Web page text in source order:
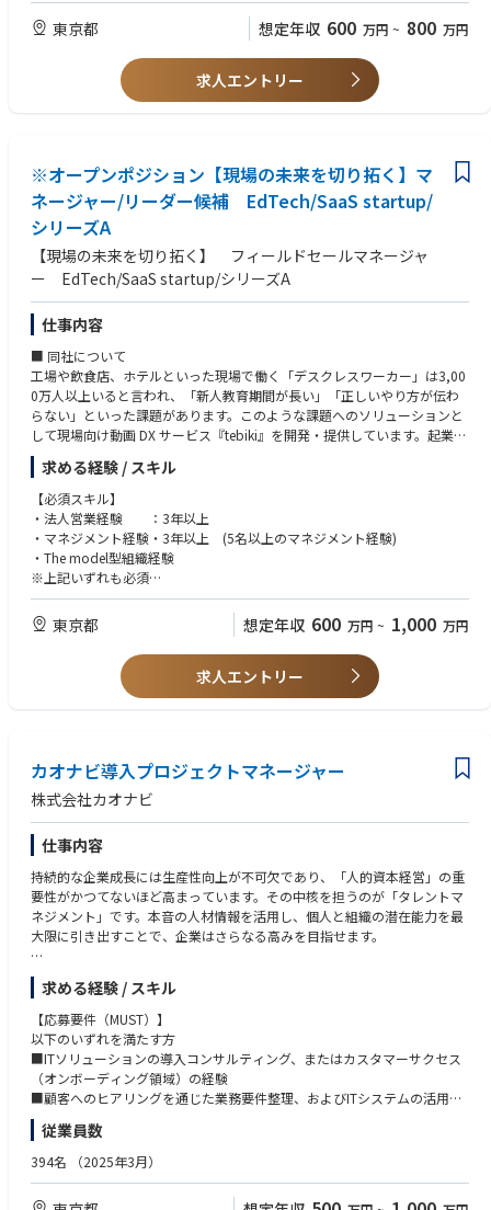
●「根本解決」を追求できるゼロベース思考の方：
「現状の業務をどう効率よくさばくか」ではなく、「機械にできることは
全部機械にやらせ、人は価値ある仕事に集中する」という思想に共感でき
●ビジネス・政治力のセンスをお持ちの方：
●Looop社のバリューへの強い共感： 特に「理想から逆算する」「当事
者意識を持つ」「挑戦を繰り返す」を自らの業務の判断軸としてチームに
浸透させ、変化の激しい環境を楽しめる方
・量産及び試験用タイヤの受発注
・営業担当者のサポート、顧客対応
・データ分析に基づいた資料作成とプレゼンテーション
■配属部門の方針
・改善マインドと仕事のオーナーシップを持ち、質を伴った成⾧を実現。
・タイヤ事業の起点として、戦略に沿った販売成果はもちろんのこと、ブ
リヂストン全社の商品、技術、原価、ブランド、人財の継続的な質向上に
貢献。
（重点課題）
1. OEMとサステナブルな関係を維持・構築
2. インフレ及び変化が常態化した環境下での足元ビジネスの質及び収益性
強化
3. OE/REP統合戦略及びブランド力向上視点で、生産財ビジネスの起点と
して日本No.1ポジションの盤石化と質を伴った更なる成⾧を実現
4. 人財育成と組織活性化
■キャリアステップイメージ
当該ポジションを1～2年経験した後、本人希望や適性を見ながら以下ステ
もあり。
・直需営業（消費財、生産財）
・直需戦略企画、MC事業部、グローバルOE
自動車OEM受発注業務, 月次業績管理, 予算策定業務, Excel, Power BI, デ
ータ分析, プレゼンテーション資料作成, 社内外調整業務, 顧客折衝, ビジネ
ス英語, 営業事務, タスク管理, 優先順位付け, 業務遂行能力, 正確性, 迅速
性, ホスピタリティ, 消費財業界知識, 乗用車OEM知識, 量産タイヤ管理, 試
験用タイヤ管理, 営業サポート, 売上管理, 進捗管理, 報告書作成,コミュニ
東京都 想定年収 600 万円 ~ 800 万円
求人エントリー
※オープンポジション【現場の未来を切り拓く】マ
ネージャー/リーダー候補 EdTech/SaaS startup/
シリーズA
【現場の未来を切り拓く】 フィールドセールマネージャ
ー EdTech/SaaS startup/シリーズA
仕事内容
■ 同社について
工場や飲食店、ホテルといった現場で働く「デスクレスワーカー」は3,00
0万人以上いると言われ、「新人教育期間が長い」「正しいやり方が伝わ
らない」といった課題があります。このような課題へのソリューションと
して現場向け動画 DX サービス『tebiki』を開発・提供しています。起業し
てわずか3年でアスクルや不二家といった東証プライム上場企業にて利用
いただくサービスになっており、現在も次々と利用企業が増えています。
現場が自らの競争力の源泉に立ち返り、創意工夫で世界を変えていく背中
を後押ししたい。現場管理を取り巻くシステムを再構築し、デスクレスワ
ーカー産業全体を変革する使命をもって、同社は日々挑戦し続けていま
す。
商談化した顧客に対して、契約クロージングまでの下記業務全般のマネジ
メントをお任せします。
・顧客の課題、ニーズのヒアリング
・担当者とのリレーション構築、業務改善提案
・顧客管理ツールを使った営業プロセスの設計と数値化
【カスタマーサクセス 業務内容】
ご契約中の顧客に対するカスタマーサクセス業務全般をおまかせします。
プロダクトの利用促進、定着を支援していただきます。
・契約後の導入支援プログラムの設計、実施
・オンライン／訪問での導入サポート（Zoomがほとんどです）
・顧客管理ツールを使ったサクセスロードマップの設計と数値化
・ヘルススコアなどのCSのKPI設計と運用
・導入支援プログラムの設計
※CSを主要業務としながら、顧客解像度を深める目的で商談も一部行いま
■ この仕事で得られるもの
・startupでのマネジメント経験
・事業推進の経験
・IPOへの移行フェーズ経験
・SaaSビジネスのノウハウと数値分析
・webサービス開発力
■ 社内の雰囲気
エンジニア、デザイナー、セールス、カスタマーサクセス、マーケティン
求める経験 / スキル
【必須スキル】
・法人営業経験 ：3年以上
・マネジメント経験・3年以上 (5名以上のマネジメント経験)
・The model型組織経験
※上記いずれも必須
【歓迎スキル】
・同社のミッション／バリュー／カルチャーに共感していただける方をお
待ちしています。
・コンサルティング経験
・インサイドセールス経験
東京都 想定年収 600 万円 ~ 1,000 万円
求人エントリー
カオナビ導入プロジェクトマネージャー
株式会社カオナビ
仕事内容
持続的な企業成長には生産性向上が不可欠であり、「人的資本経営」の重
要性がかつてないほど高まっています。その中核を担うのが「タレントマ
ネジメント」です。本音の人材情報を活用し、個人と組織の潜在能力を最
大限に引き出すことで、企業はさらなる高みを目指せます。
カオナビは、個の力を最大化し、組織をより強くするためのタレントマネ
ジメントシステムです。人事業務の効率化から戦略人事の実現まで、幅広
い目的に対応。人材データプラットフォームに蓄積された個のデータをAI
と掛け合わせることで、「個の力の最大化」による盤石な組織を築き、企
業の成長を力強く後押しします。
【業務内容】
て、導入プロジェクトを主導していただきます。
顧客の早期の業務インパクト（Time-to-Value短縮・主要KPIの早期運用開
始）の実現をミッションに、導入から短期間で“使える状態”を作っていた
求める経験 / スキル
【応募要件（MUST）】
以下のいずれを満たす方
■ITソリューションの導入コンサルティング、またはカスタマーサクセス
（オンボーディング領域）の経験
■顧客へのヒアリングを通じた業務要件整理、およびITシステムの活用推
進支援を主導した経験
【応募要件（WANT）】
み込みプロジェクトを完遂させた経験
従業員数
394名 （2025年3月）